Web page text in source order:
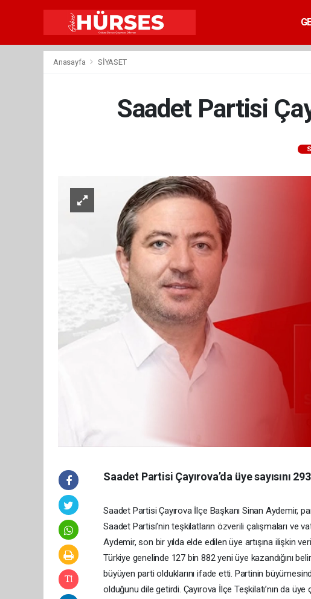
Anasayfa SİYASET
Saadet Partisi
Saadet Partisi Çayırova’da üye sayısını
Saadet Partisi Çayırova İlçe Başkanı Sinan Aydemir,
Saadet Partisi’nin teşkilatların özverili çalışmaları ve
Aydemir, son bir yılda elde edilen üye artışına ilişkin
Türkiye genelinde 127 bin 882 yeni üye kazandığını
büyüyen parti olduklarını ifade etti. Partinin
olduğunu dile getirdi. Çayırova İlçe Teşkilatı’nın da